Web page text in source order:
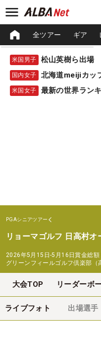
全ツアー ギア
米国男子
国内女子 北海道meijiカッ
米国女子 最新の世界ラン
PGAシニアツアー
リョーマゴルフ 日高村オ
2026年5月15日-5月16日賞金総額
グリーンフィールゴルフ倶楽部（
大会TOP リーダーボ
ライブフォト 出場選手